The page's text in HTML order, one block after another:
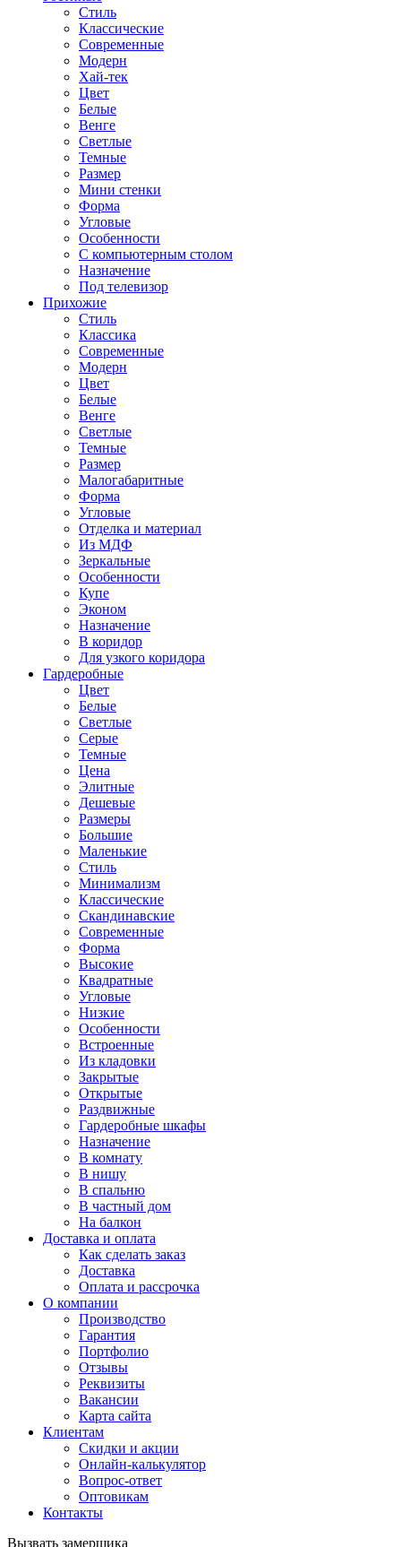
Стиль
Классические
Современные
Модерн
Хай-тек
Цвет
Белые
Венге
Светлые
Темные
Размер
Мини стенки
Форма
Угловые
Особенности
С компьютерным столом
Назначение
Под телевизор
Прихожие
Стиль
Классика
Современные
Модерн
Цвет
Белые
Венге
Светлые
Темные
Размер
Малогабаритные
Форма
Угловые
Отделка и материал
Из МДФ
Зеркальные
Особенности
Купе
Эконом
Назначение
В коридор
Для узкого коридора
Гардеробные
Цвет
Белые
Светлые
Серые
Темные
Цена
Элитные
Дешевые
Размеры
Большие
Маленькие
Стиль
Минимализм
Классические
Скандинавские
Современные
Форма
Высокие
Квадратные
Угловые
Низкие
Особенности
Встроенные
Из кладовки
Закрытые
Открытые
Раздвижные
Гардеробные шкафы
Назначение
В комнату
В нишу
В спальню
В частный дом
На балкон
Доставка и оплата
Как сделать заказ
Доставка
Оплата и рассрочка
О компании
Производство
Гарантия
Портфолио
Отзывы
Реквизиты
Вакансии
Карта сайта
Клиентам
Скидки и акции
Онлайн-калькулятор
Вопрос-ответ
Оптовикам
Контакты
Вызвать замерщика